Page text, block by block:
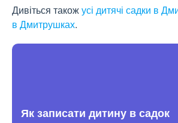
Дивіться такожусі дитячі садки в
в Дмитрушках.
Як записати дитину в садок